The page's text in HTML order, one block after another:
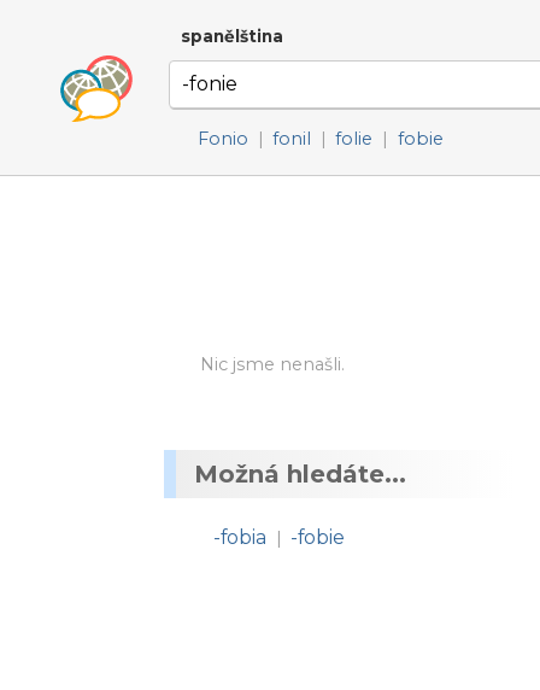
spanělština
Fonio | fonil | folie | fobie
Nic jsme nenašli.
Možná hledáte...
-fobia | -fobie